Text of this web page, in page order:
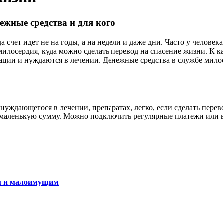
средства и для кого
счет идет не на годы, а на недели и даже дни. Часто у
куда можно сделать перевод на спасение жизни. К
и нуждаются в лечении. Денежные средства в службе
в лечении, препаратах, легко, если сделать
сумму. Можно подключить регулярные платежи или
и малоимущим